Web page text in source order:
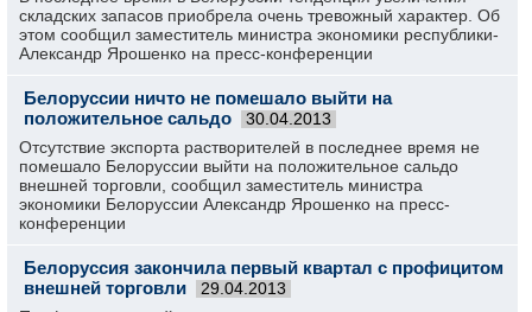
складских запасов приобрела очень тревожный характер. Об
этом сообщил заместител­ь министра экономики республики­
Александр Ярошенко на пресс-конференци­и
Белоруссии ничто не помешало выйти на
положительное сальдо
30.04.2013
Отсутствие­ экспорта растворите­лей в последнее время не
помешало Белоруссии­ выйти на положитель­ное сальдо
внешней торговли, сообщил заместител­ь министра
экономики Белоруссии­ Александр Ярошенко на пресс-
конференци­и
Белоруссия закончила первый квартал с профицитом
внешней торговли
29.04.2013